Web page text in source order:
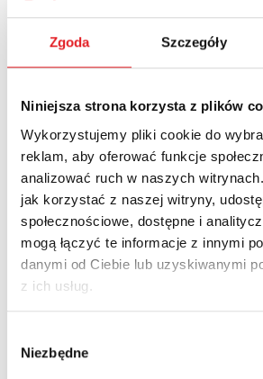
Zgoda Szczegóły
Niniejsza strona korzysta z plików
Wykorzystujemy pliki cookie do
reklam, aby oferować funkcje
analizować ruch w naszych
jak korzystać z naszej witryny,
społecznościowe, dostępne i
mogą łączyć te informacje z innymi
danymi od Ciebie lub uzyskiwanymi
z ich usług.
zgody
Niezbędne
Ask for the details of
Email: *